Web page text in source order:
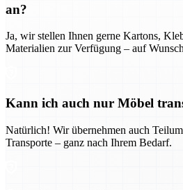
an?
Ja, wir stellen Ihnen gerne Kartons,
Materialien zur Verfügung – auf
Kann ich auch nur Möbel
Natürlich! Wir übernehmen auch
Transporte – ganz nach Ihrem Bedarf.